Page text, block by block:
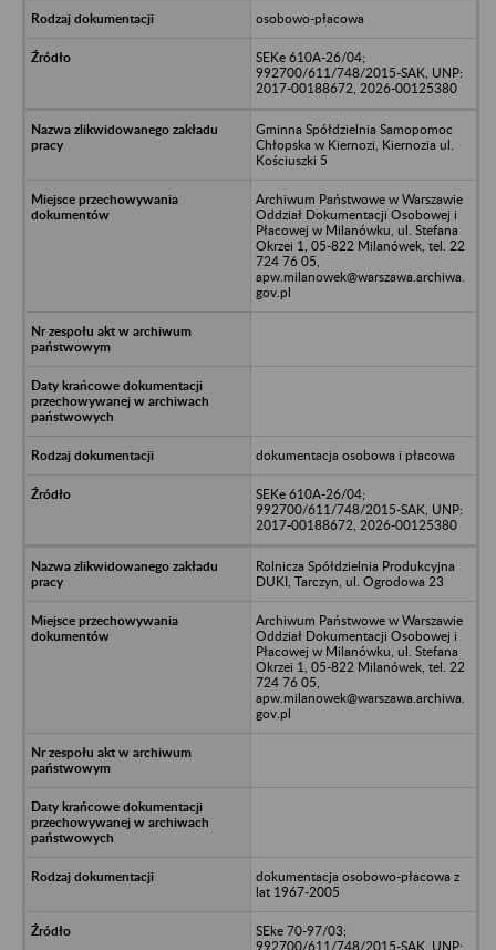
osobowo-płacowa
SEKe 610A-26/04;
992700/611/748/2015-SAK, UNP:
2017-00188672, 2026-00125380
Gminna Spółdzielnia Samopomoc
Chłopska w Kiernozi, Kiernozia ul.
Kościuszki 5
Archiwum Państwowe w Warszawie
Oddział Dokumentacji Osobowej i
Płacowej w Milanówku, ul. Stefana
Okrzei 1, 05-822 Milanówek, tel. 22
724 76 05,
apw.milanowek@warszawa.archiwa.
gov.pl
dokumentacja osobowa i płacowa
SEKe 610A-26/04;
992700/611/748/2015-SAK, UNP:
2017-00188672, 2026-00125380
Rolnicza Spółdzielnia Produkcyjna
DUKI, Tarczyn, ul. Ogrodowa 23
Archiwum Państwowe w Warszawie
Oddział Dokumentacji Osobowej i
Płacowej w Milanówku, ul. Stefana
Okrzei 1, 05-822 Milanówek, tel. 22
724 76 05,
apw.milanowek@warszawa.archiwa.
gov.pl
dokumentacja osobowo-płacowa z
lat 1967-2005
SEke 70-97/03;
992700/611/748/2015-SAK, UNP: